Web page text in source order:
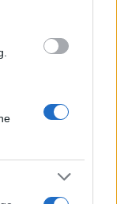
Mobility